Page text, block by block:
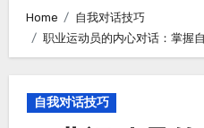
content
Home
自我对话技巧
职业运动员的内心对话：掌握
自我对话技巧